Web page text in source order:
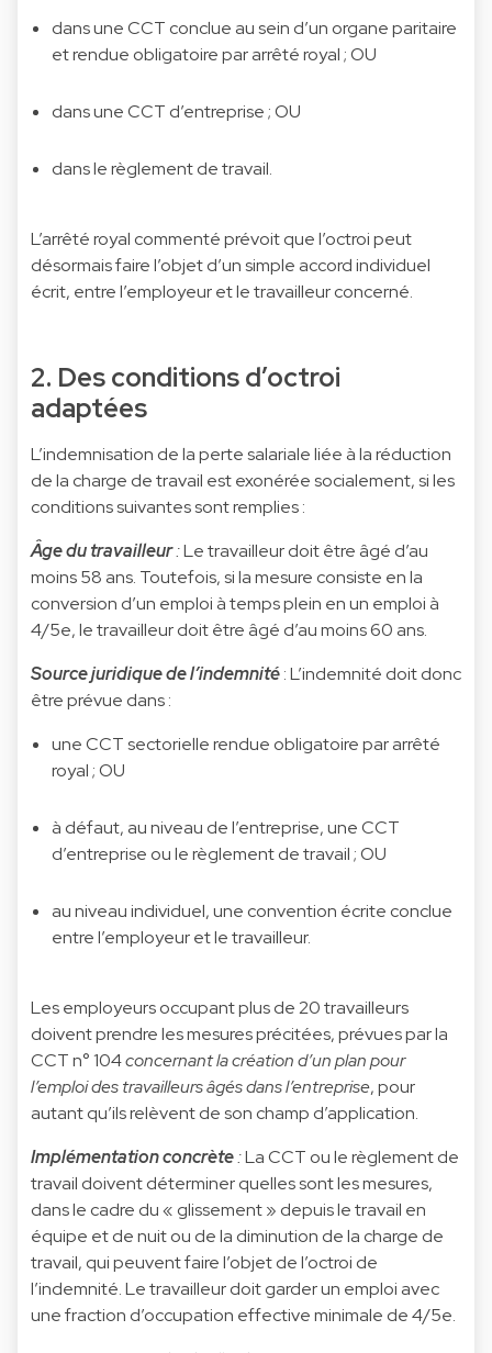
dans une CCT conclue au sein d’un organe paritaire
et rendue obligatoire par arrêté royal ; OU
dans une CCT d’entreprise ; OU
dans le règlement de travail.
L’arrêté royal commenté prévoit que l’octroi peut
désormais faire l’objet d’un simple accord individuel
écrit, entre l’employeur et le travailleur concerné.
2. Des conditions d’octroi
adaptées
L’indemnisation de la perte salariale liée à la réduction
de la charge de travail est exonérée socialement, si les
conditions suivantes sont remplies :
Âge du travailleur:Le travailleur doit être âgé d’au
moins 58 ans. Toutefois, si la mesure consiste en la
conversion d’un emploi à temps plein en un emploi à
4/5e, le travailleur doit être âgé d’au moins 60 ans.
Source juridique de l’indemnité: L’indemnité doit donc
être prévue dans :
une CCT sectorielle rendue obligatoire par arrêté
royal ; OU
à défaut, au niveau de l’entreprise, une CCT
d’entreprise ou le règlement de travail ; OU
au niveau individuel, une convention écrite conclue
entre l’employeur et le travailleur.
Les employeurs occupant plus de 20 travailleurs
doivent prendre les mesures précitées, prévues par la
CCT n° 104concernant la création d’un plan pour
l’emploi des travailleurs âgés dans l’entreprise, pour
autant qu’ils relèvent de son champ d’application.
Implémentation concrète:La CCT ou le règlement de
travail doivent déterminer quelles sont les mesures,
dans le cadre du « glissement » depuis le travail en
équipe et de nuit ou de la diminution de la charge de
travail, qui peuvent faire l’objet de l’octroi de
l’indemnité. Le travailleur doit garder un emploi avec
une fraction d’occupation effective minimale de 4/5e.